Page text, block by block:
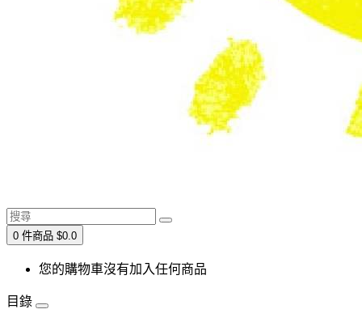
0 件商品 $0.0
您的購物車沒有加入任何商品
目錄